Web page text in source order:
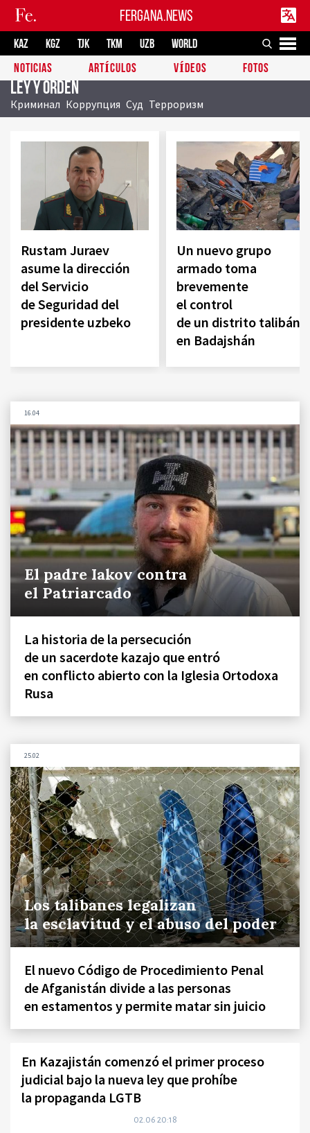
FERGANA.NEWS
KAZ KGZ TJK TKM UZB
WORLD
NOTICIAS
ARTÍCULOS VÍDEOS FOTOS
Ley y orden
Криминал Коррупция Суд Терроризм
Rustam Juraev
asume la dirección
del Servicio
de Seguridad del
presidente uzbeko
Un nuevo grupo
armado toma
brevemente
el control
de un distrito talibán
en Badajshán
16.04
El padre Iakov contra
el Patriarcado
La historia de la persecución
de un sacerdote kazajo que entró
en conflicto abierto con la Iglesia Ortodoxa
Rusa
25.02
Los talibanes legalizan
la esclavitud y el abuso del poder
El nuevo Código de Procedimiento Penal
de Afganistán divide a las personas
en estamentos y permite matar sin juicio
En Kazajistán comenzó el primer proceso
judicial bajo la nueva ley que prohíbe
la propaganda LGTB
02.06 20:18